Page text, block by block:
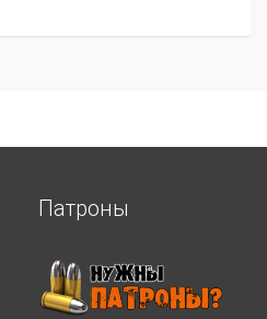
Патроны